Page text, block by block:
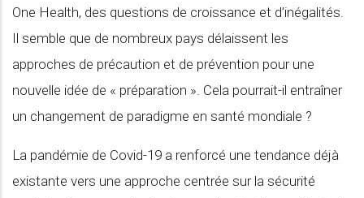
One Health, des questions de croissance et d’inégalités.
Il semble que de nombreux pays délaissent les
approches de précaution et de prévention pour une
nouvelle idée de « préparation ». Cela pourrait-il entraîner
un changement de paradigme en santé mondiale ?
La pandémie de Covid-19 a renforcé une tendance déjà
existante vers une approche centrée sur la sécurité